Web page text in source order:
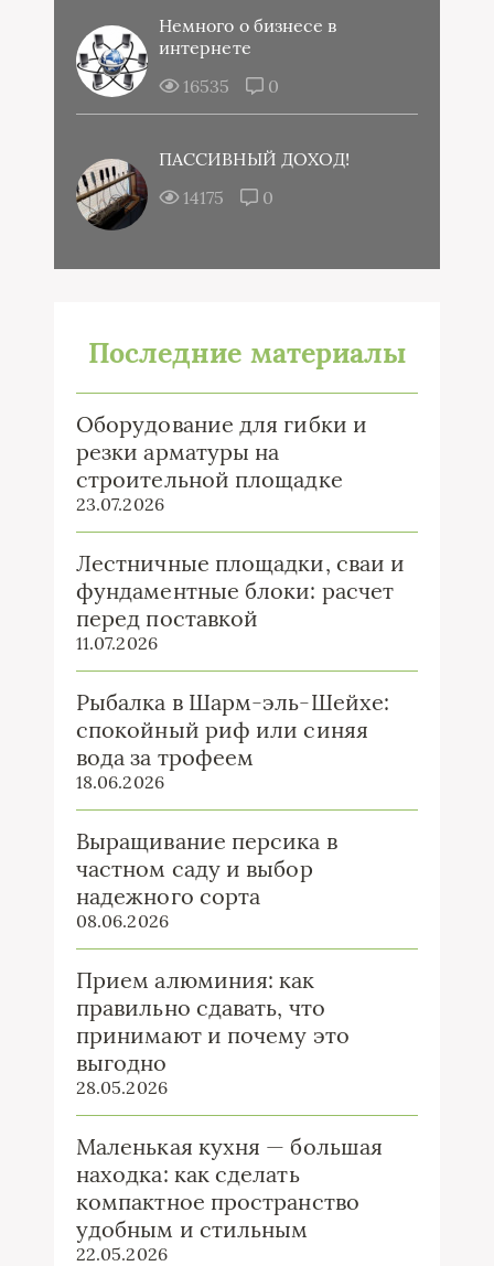
Немного о бизнесе в
интернете
16535
0
ПАССИВНЫЙ ДОХОД!
14175
0
Последние материалы
Оборудование для гибки и
резки арматуры на
строительной площадке
23.07.2026
Лестничные площадки, сваи и
фундаментные блоки: расчет
перед поставкой
11.07.2026
Рыбалка в Шарм-эль-Шейхе:
спокойный риф или синяя
вода за трофеем
18.06.2026
Выращивание персика в
частном саду и выбор
надежного сорта
08.06.2026
Прием алюминия: как
правильно сдавать, что
принимают и почему это
выгодно
28.05.2026
Маленькая кухня — большая
находка: как сделать
компактное пространство
удобным и стильным
22.05.2026